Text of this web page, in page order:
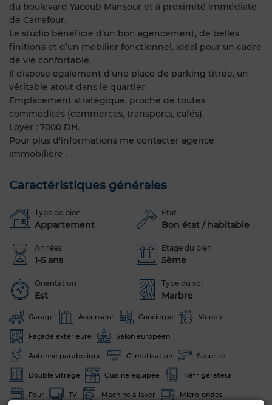
du boulevard Yacoub Mansour et à proximité immédiate
de Carrefour.
Le studio bénéficie d’un bon agencement, de belles
finitions et d’un mobilier fonctionnel, idéal pour un cadre
de vie confortable.
Il dispose également d’une place de parking titrée, un
véritable atout dans le quartier.
Emplacement stratégique, proche de toutes
commodités (commerces, transports, cafés).
Loyer : 7000 DH.
Pour plus d'informations me contacter agence
immobilière .
Caractéristiques générales
Type de bien
Appartement
Etat
Bon état / habitable
Années
1-5 ans
Étage du bien
5ème
Orientation
Est
Type du sol
Marbre
Garage Ascenseur Concierge Meublé
Façade extérieure Salon européen
Antenne parabolique Climatisation Sécurité
Double vitrage Cuisine équipée Réfrigérateur
Four TV Machine à laver Micro-ondes